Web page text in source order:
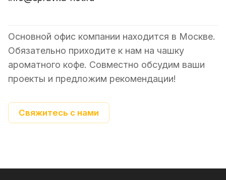
Основной офис компании находится в Москве.
Обязательно приходите к нам на чашку
ароматного кофе. Совместно обсудим ваши
проекты и предложим рекомендации!
Свяжитесь с нами